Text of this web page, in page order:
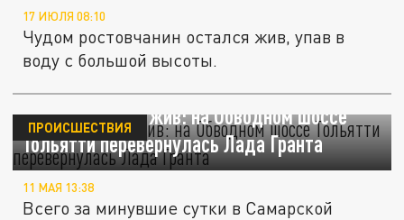
17 ИЮЛЯ 08:10
Чудом ростовчанин остался жив, упав в
воду с большой высоты.
Чудом остался жив: на Обводном шоссе
Тольятти перевернулась Лада Гранта
ПРОИСШЕСТВИЯ
11 МАЯ 13:38
Всего за минувшие сутки в Самарской